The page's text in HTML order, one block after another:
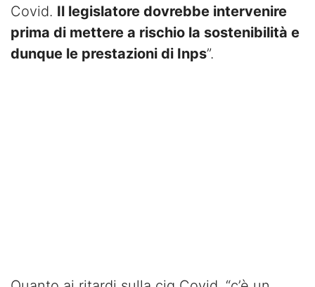
Covid. Il legislatore dovrebbe intervenire
prima di mettere a rischio la sostenibilità e
dunque le prestazioni di Inps”.